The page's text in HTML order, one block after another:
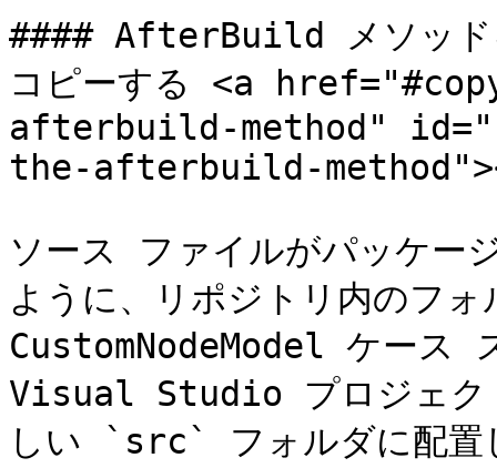
#### AfterBuild メソッド
コピーする <a
afterbuild-method"
the-afterbuild-
ソース ファイルがパッケー
ように、リポジトリ内のフ
CustomNodeModel ケース
Visual Studio プロジェク
しい `src` フォルダに配置